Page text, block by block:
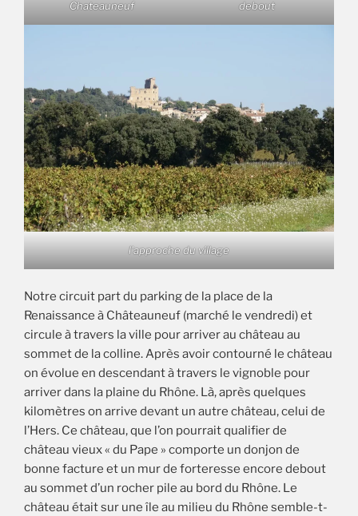
Chateauneuf
debout
l’approche du village
Notre circuit part du parking de la place de la
Renaissance à Châteauneuf (marché le vendredi) et
circule à travers la ville pour arriver au château au
sommet de la colline. Après avoir contourné le château
on évolue en descendant à travers le vignoble pour
arriver dans la plaine du Rhône. Là, après quelques
kilomètres on arrive devant un autre château, celui de
l’Hers. Ce château, que l’on pourrait qualifier de
château vieux « du Pape » comporte un donjon de
bonne facture et un mur de forteresse encore debout
au sommet d’un rocher pile au bord du Rhône. Le
château était sur une île au milieu du Rhône semble-t-